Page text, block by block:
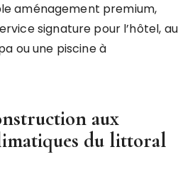
aménagement premium,
signature pour l’hôtel, au
ou une piscine à
aux
du littoral